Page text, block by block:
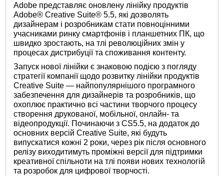
Adobe представляє оновлену лінійку продуктів
Adobe® Creative Suite® 5.5, які дозволять
дизайнерам і розробникам стати повноцінними
учасниками ринку смартфонів і планшетних ПК, що
швидко зростають, на тлі революційних змін у
процесах дистрибуції та споживання контенту.
Запуск нової лінійки є знаковою подією з погляду
стратегії компанії щодо розвитку лінійки продуктів
Creative Suite — найпопулярнішого програмного
забезпечення для дизайнерів та розробників, що
охоплює практично всі частини творчого процесу
створення друкованої, мобільної, онлайн- та
відеопродукції. Починаючи з CS5.5, на додаток до
основних версій Creative Suite, які будуть
випускатися кожні 2 роки, через рік після основного
релізу виходитимуть проміжні версії для підтримки
креативної спільноти на тлі появи нових технологій
та розробок для цифрової творчості.